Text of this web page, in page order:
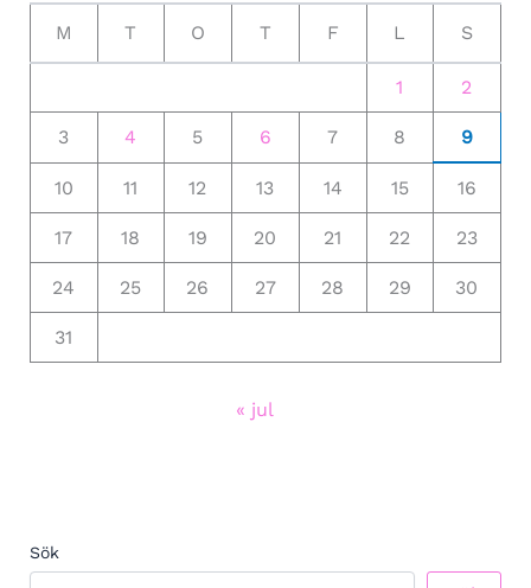
M T O T F L S
1 2
3 4 5 6 7 8 9
10 11 12 13 14 15 16
17 18 19 20 21 22 23
24 25 26 27 28 29 30
31
« jul
Sök